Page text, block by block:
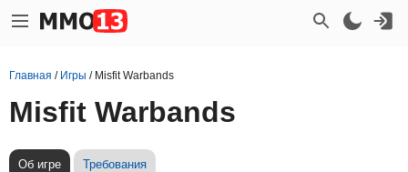
Главная / Игры / Misfit Warbands
Misfit Warbands
Об игре Требования